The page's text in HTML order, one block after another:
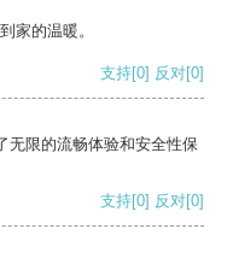
家的温暖。
支持[0] 反对[0]
无限的流畅体验和安全性保
支持[0] 反对[0]